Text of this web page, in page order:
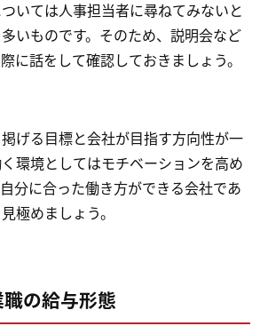
いては人事担当者に尋ねてみないと
いものです。そのため、説明会など
に話をして確認しておきましょう。
げる目標と会社が目指す方向性が一
環境としてはモチベーションを高め
分に合った働き方ができる会社であ
極めましょう。
の給与形態